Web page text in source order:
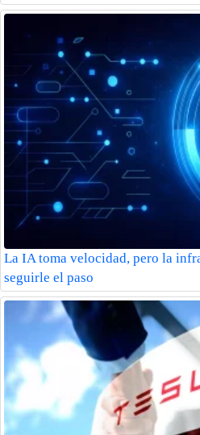
La IA toma velocidad, pero la
seguirle el paso